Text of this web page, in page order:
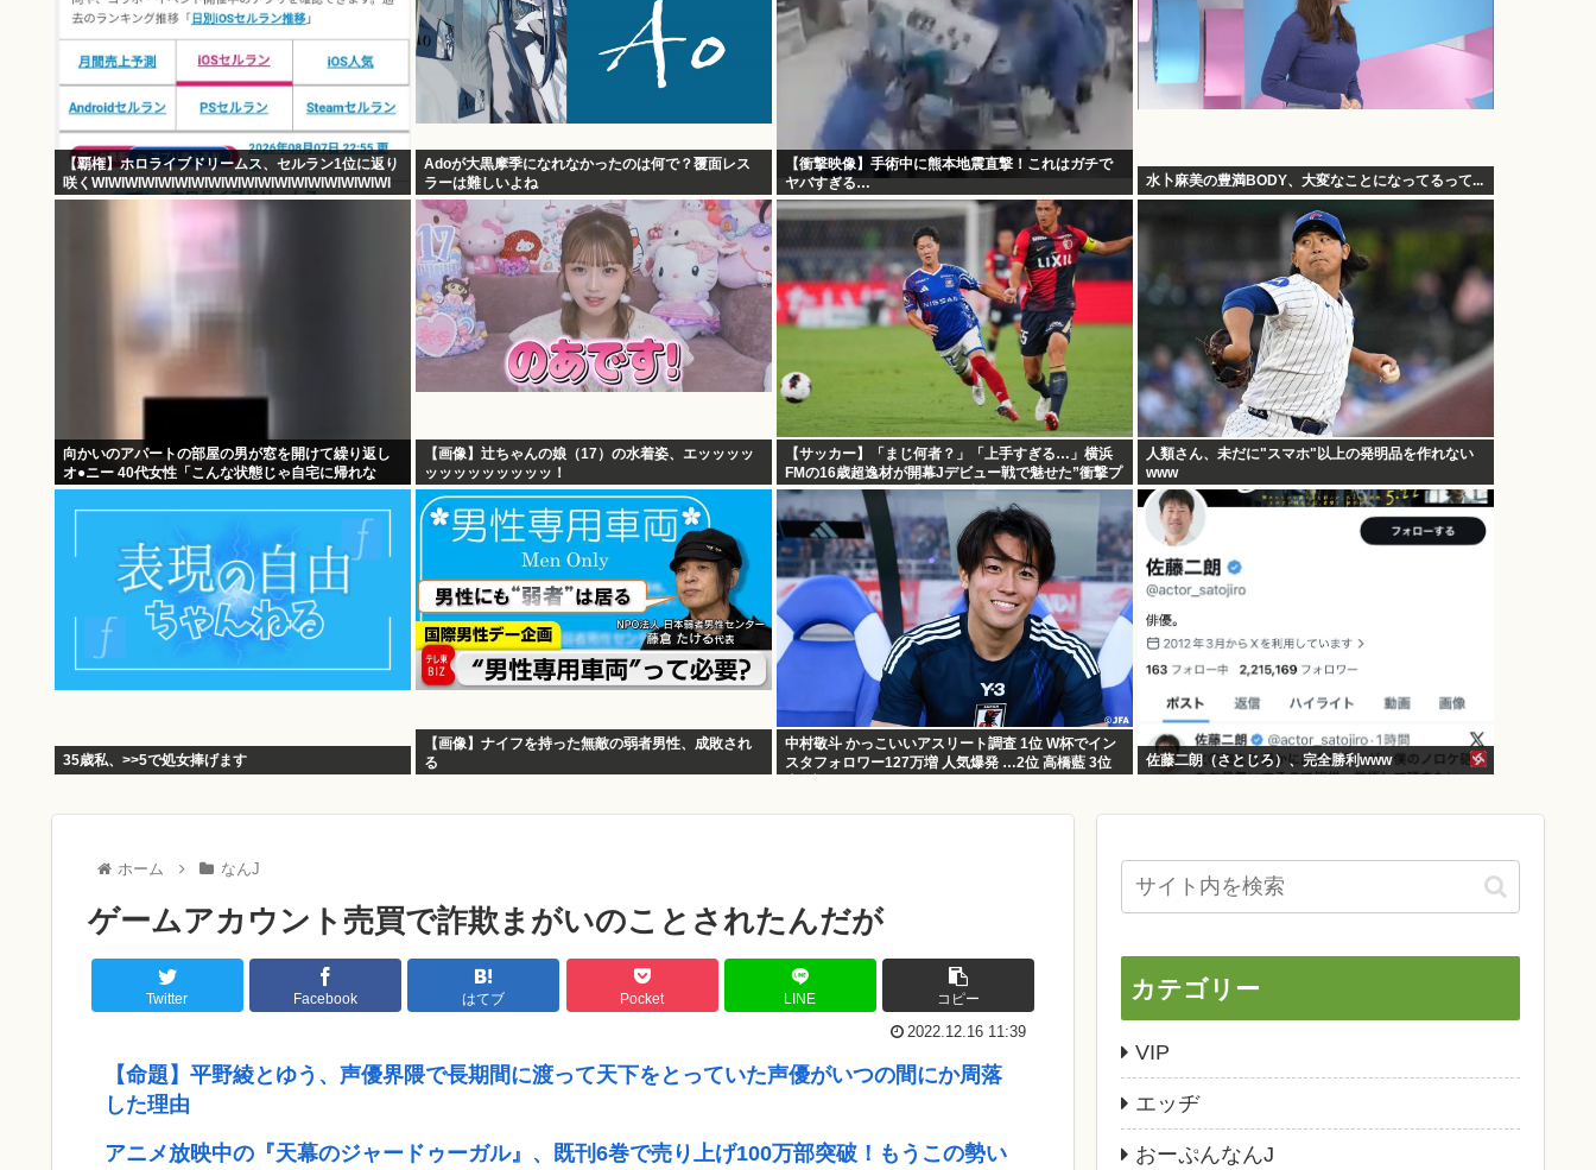
【覇権】ホロライブドリームス、セルラン1位に返り
咲くWIWIWIWIWIWIWIWIWIWIWIWIWIWIWIWIWIWI
Adoが大黒摩季になれなかったのは何で？覆面レス
ラーは難しいよね
【衝撃映像】手術中に熊本地震直撃！これはガチで
ヤバすぎる…
水卜麻美の豊満BODY、大変なことになってるって...
向かいのアパートの部屋の男が窓を開けて繰り返し
オ●ニー 40代女性「こんな状態じゃ自宅に帰れな
い」
【画像】辻ちゃんの娘（17）の水着姿、エッッッッ
ッッッッッッッッッ！
【サッカー】「まじ何者？」「上手すぎる…」横浜
FMの16歳超逸材が開幕Jデビュー戦で魅せた”衝撃プ
レー”にSNS騒然！「すごい才能」
人類さん、未だに"スマホ"以上の発明品を作れない
www
35歳私、>>5で処女捧げます
【画像】ナイフを持った無敵の弱者男性、成敗され
る
中村敬斗 かっこいいアスリート調査 1位 W杯でイン
スタフォロワー127万増 人気爆発 …2位 高橋藍 3位
佐藤二朗（さとじろ）、完全勝利www
ホーム なんJ
ゲームアカウント売買で詐欺まがいのことされたんだが
Twitter Facebook はてブ Pocket LINE コピー
2022.12.16 11:39
【命題】平野綾とゆう、声優界隈で長期間に渡って天下をとっていた声優がいつの間にか周落
した理由
アニメ放映中の『天幕のジャードゥーガル』、既刊6巻で売り上げ100万部突破！もうこの勢い
カテゴリー
VIP
エッヂ
おーぷんなんJ